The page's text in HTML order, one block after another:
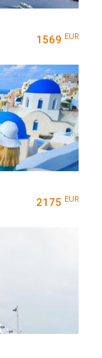
1569 EUR
2175 EUR